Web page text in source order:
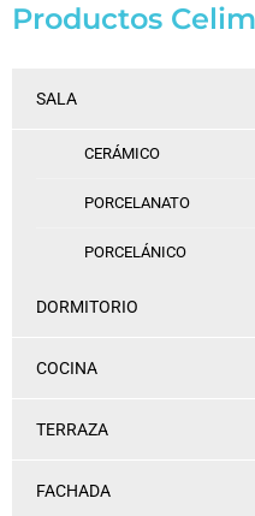
Productos
SALA
CERÁMICO
PORCELANATO
PORCELÁNICO
DORMITORIO
COCINA
TERRAZA
FACHADA